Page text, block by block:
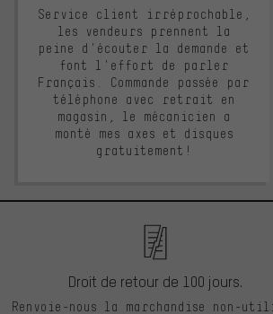
Service client irréprochable,
les vendeurs prennent la
peine d'écouter la demande et
font l'effort de parler
Français. Commande passée par
téléphone avec retrait en
magasin, le mécanicien a
monté mes axes et disques
gratuitement!
Droit de retour de 100 jours.
Renvoie-nous la marchandise non-